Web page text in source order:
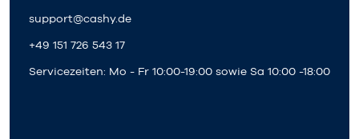
support@cashy.de
+49 151 726 543 17
Servicezeiten: Mo - Fr 10:00-19:00 sowie Sa 10:00 -18:00